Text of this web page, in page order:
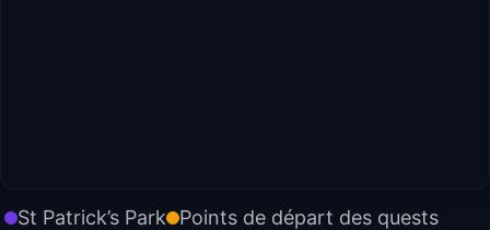
St Patrick’s Park Points de départ des quests